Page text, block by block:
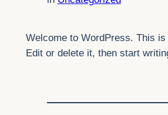
Welcome to WordPress. This
Edit or delete it, then start